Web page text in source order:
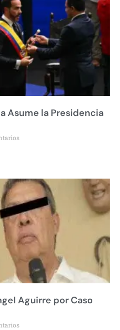
Asume la Presidencia
Aguirre por Caso